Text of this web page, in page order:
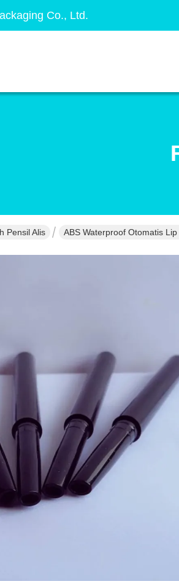
Co., Ltd.
Pensil Alis ABS Waterproof Otomatis